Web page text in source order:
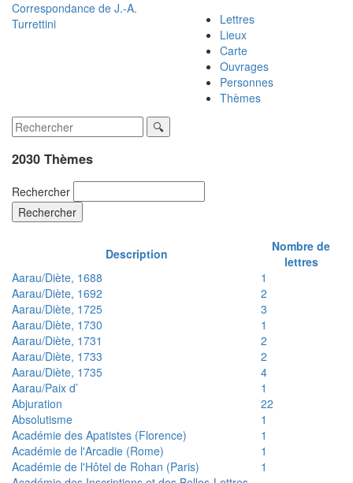
Correspondance de J.-A.
Turrettini
Lettres
Lieux
Carte
Ouvrages
Personnes
Thèmes
2030 Thèmes
Rechercher
Rechercher
Description
Nombre de
lettres
Aarau/Diète, 1688
1
Aarau/Diète, 1692
2
Aarau/Diète, 1725
3
Aarau/Diète, 1730
1
Aarau/Diète, 1731
2
Aarau/Diète, 1733
2
Aarau/Diète, 1735
4
Aarau/Paix d’
1
Abjuration
22
Absolutisme
1
Académie des Apatistes (Florence)
1
Académie de l'Arcadie (Rome)
1
Académie de l'Hôtel de Rohan (Paris)
1